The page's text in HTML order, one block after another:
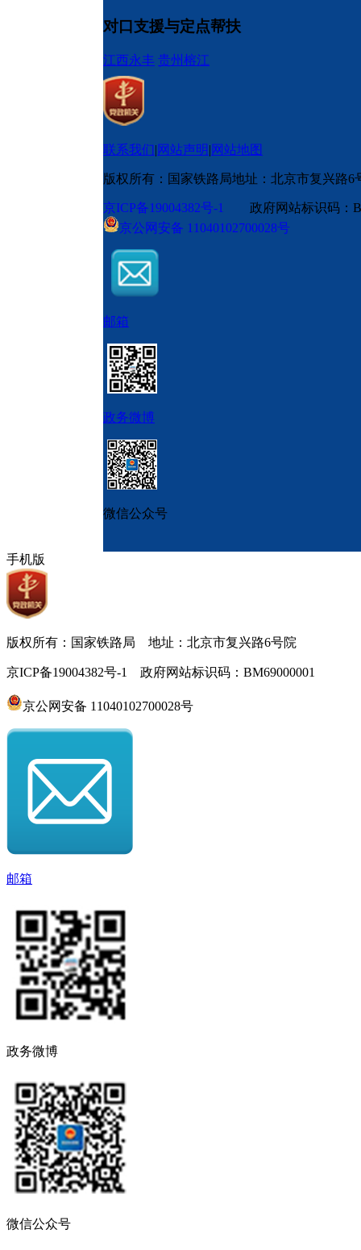
对口支援与定点帮扶
江西永丰 贵州榕江
联系我们|网站声明|网站地图
版权所有：国家铁路局地址：北京市复兴路6
京ICP备19004382号-1
政府网站标识码
京公网安备 11040102700028号
邮箱
政务微博
微信公众号
手机版
版权所有：国家铁路局 地址：北京市复兴路6号院
京ICP备19004382号-1 政府网站标识码：BM69000001
京公网安备 11040102700028号
邮箱
政务微博
微信公众号